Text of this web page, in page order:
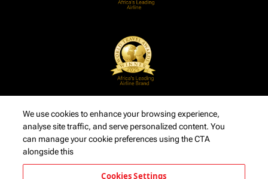
We use cookies to enhance your browsing experience,
analyse site traffic, and serve personalized content. You
can manage your cookie preferences using the CTA
alongside this
Cookies Settings